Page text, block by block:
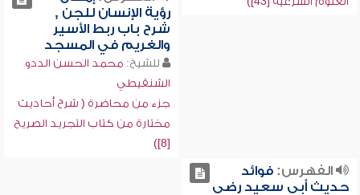
رؤية الإنسان للجن ,
شرح باب ربط الأسير
والغريم في المسجد
للشيخ: محمد الحسن الددو
الشنقيطي
جزء من محاضرة ( شرح أحاديث
مختارة من كتاب التجريد الصريح
[8])
الفهرس:فوائد
حديث أبي سعيد رضي